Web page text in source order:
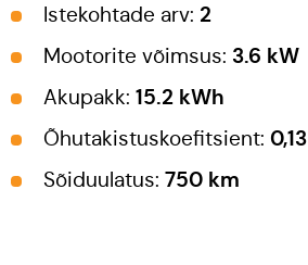
Istekohtade arv: 2
Mootorite võimsus: 3.6 kW
Akupakk: 15.2 kWh
Õhutakistuskoefitsient: 0,13
Sõiduulatus: 750 km